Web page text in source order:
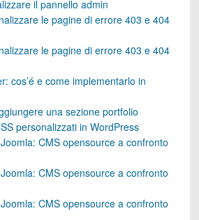
il pannello admin
le pagine di errore 403 e 404
le pagine di errore 403 e 404
cos’é e come implementarlo in
una sezione portfolio
personalizzati in WordPress
CMS opensource a confronto
CMS opensource a confronto
CMS opensource a confronto